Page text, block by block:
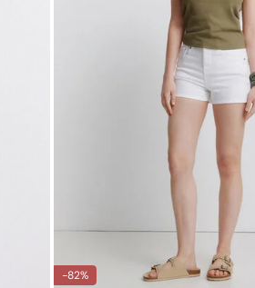
-82%